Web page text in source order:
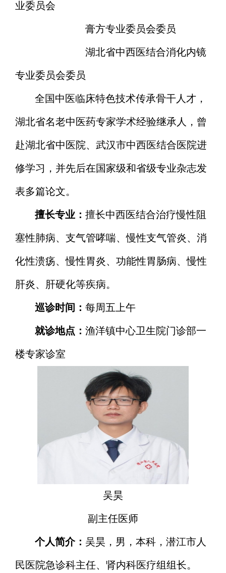
业委员会
膏方专业委员会委员
湖北省中西医结合消化内镜
专业委员会委员
全国中医临床特色技术传承骨干人才，
湖北省名老中医药专家学术经验继承人，曾
赴湖北省中医院、武汉市中西医结合医院进
修学习，并先后在国家级和省级专业杂志发
表多篇论文。
擅长专业： 擅长中西医结合治疗慢性阻
塞性肺病、支气管哮喘、慢性支气管炎、消
化性溃疡、慢性胃炎、功能性胃肠病、慢性
肝炎、肝硬化等疾病。
巡诊时间： 每周五上午
就诊地点： 渔洋镇中心卫生院门诊部一
楼专家诊室
吴昊
副主任医师
个人简介： 吴昊，男，本科，潜江市人
民医院急诊科主任、 肾内科医疗组组长。